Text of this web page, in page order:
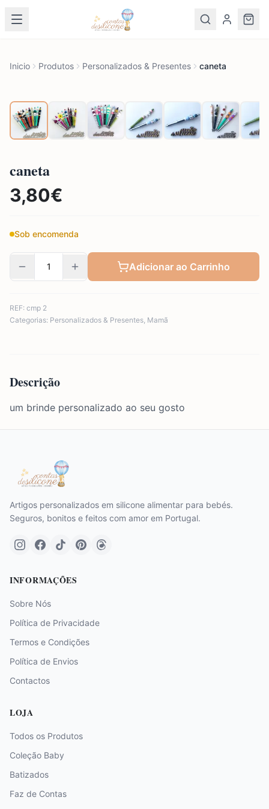
Inicio Produtos Personalizados & Presentes caneta
caneta
3,80€
Sob encomenda
Adicionar ao Carrinho
REF: cmp 2
Categorias: Personalizados & Presentes, Mamã
Descrição
um brinde personalizado ao seu gosto
Artigos personalizados em silicone alimentar para bebés.
Seguros, bonitos e feitos com amor em Portugal.
INFORMAÇÕES
Sobre Nós
Política de Privacidade
Termos e Condições
Política de Envios
Contactos
LOJA
Todos os Produtos
Coleção Baby
Batizados
Faz de Contas